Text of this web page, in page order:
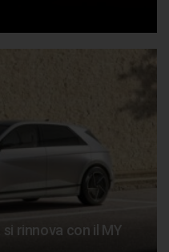
si rinnova con il MY